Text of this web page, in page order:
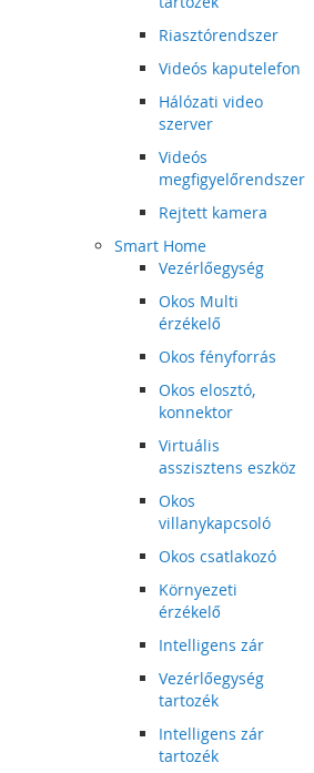
Riasztórendszer
Videós kaputelefon
Hálózati video
szerver
Videós
megfigyelőrendszer
Rejtett kamera
Smart Home
Vezérlőegység
Okos Multi
érzékelő
Okos fényforrás
Okos elosztó,
konnektor
Virtuális
asszisztens eszköz
Okos
villanykapcsoló
Okos csatlakozó
Környezeti
érzékelő
Intelligens zár
Vezérlőegység
tartozék
Intelligens zár
tartozék